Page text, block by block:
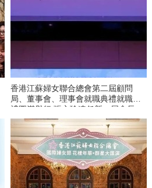
香港江蘇婦女聯合總會第二屆顧問
局、董事會、理事會就職典禮就職典
禮圓滿舉行 張心瑜連任新一屆會長